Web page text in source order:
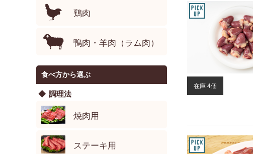
在庫 4個
鶏肉
鴨肉・羊肉（ラム肉）
食べ方から選ぶ
調理法
焼肉用
ステーキ用